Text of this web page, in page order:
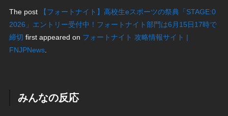
The post
【フォートナイト】高校生eスポーツの祭典「STAGE:0
2026」エントリー受付中！フォートナイト部門は6月15日17時で
締切 first appeared on フォートナイト 攻略情報サイト |
FNJPNews.
みんなの反応